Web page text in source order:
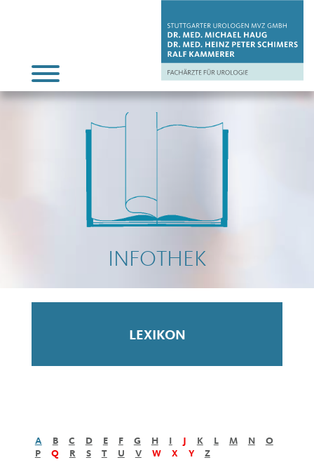
INFOTHEK
LEXIKON
A B C D E F G H K L M N
O
P
Q R S T U V W X Y Z